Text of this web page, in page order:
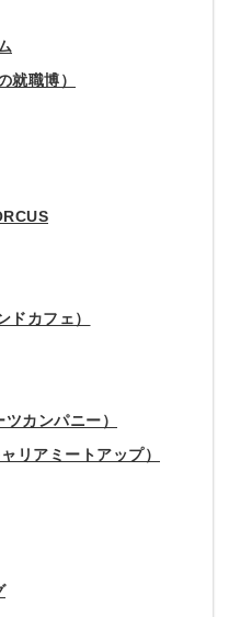
就職博）
カフェ）
カンパニー）
リアミートアップ）